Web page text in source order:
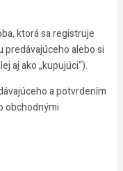
ktorá sa registruje
alebo si
aj ako „kupujúci“).
a potvrdením
obchodnými